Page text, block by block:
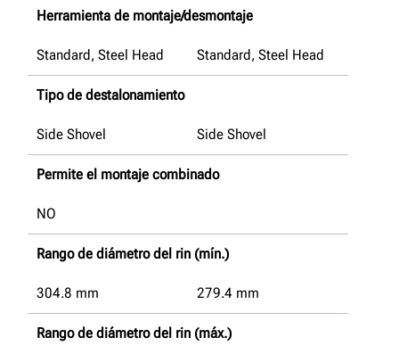
Herramienta de montaje/desmontaje
Standard, Steel Head Standard, Steel Head
Tipo de destalonamiento
Side Shovel Side Shovel
Permite el montaje combinado
NO
Rango de diámetro del rin (mín.)
304.8 mm 279.4 mm
Rango de diámetro del rin (máx.)